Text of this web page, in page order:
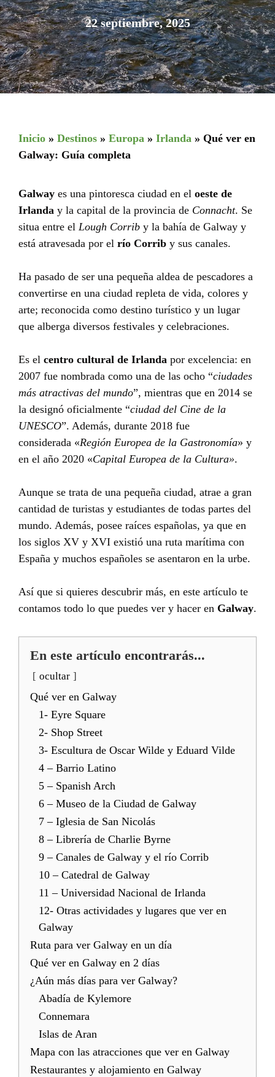
22 septiembre, 2025
Inicio » Destinos » Europa » Irlanda » Qué ver en
Galway: Guía completa
Galway es una pintoresca ciudad en el oeste de
Irlanda y la capital de la provincia de Connacht. Se
situa entre el Lough Corrib y la bahía de Galway y
está atravesada por el río Corrib y sus canales.
Ha pasado de ser una pequeña aldea de pescadores a
convertirse en una ciudad repleta de vida, colores y
arte; reconocida como destino turístico y un lugar
que alberga diversos festivales y celebraciones.
Es el centro cultural de Irlanda por excelencia: en
2007 fue nombrada como una de las ocho “ciudades
más atractivas del mundo”, mientras que en 2014 se
la designó oficialmente “ciudad del Cine de la
UNESCO”. Además, durante 2018 fue
considerada «Región Europea de la Gastronomía» y
en el año 2020 «Capital Europea de la Cultura».
Aunque se trata de una pequeña ciudad, atrae a gran
cantidad de turistas y estudiantes de todas partes del
mundo. Además, posee raíces españolas, ya que en
los siglos XV y XVI existió una ruta marítima con
España y muchos españoles se asentaron en la urbe.
Así que si quieres descubrir más, en este artículo te
contamos todo lo que puedes ver y hacer en Galway.
En este artículo encontrarás...
ocultar
Qué ver en Galway
1- Eyre Square
2- Shop Street
3- Escultura de Oscar Wilde y Eduard Vilde
4 – Barrio Latino
5 – Spanish Arch
6 – Museo de la Ciudad de Galway
7 – Iglesia de San Nicolás
8 – Librería de Charlie Byrne
9 – Canales de Galway y el río Corrib
10 – Catedral de Galway
11 – Universidad Nacional de Irlanda
12- Otras actividades y lugares que ver en
Galway
Ruta para ver Galway en un día
Qué ver en Galway en 2 días
¿Aún más días para ver Galway?
Abadía de Kylemore
Connemara
Islas de Aran
Mapa con las atracciones que ver en Galway
Restaurantes y alojamiento en Galway